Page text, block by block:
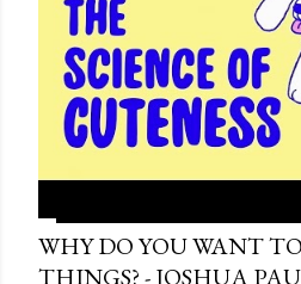
WHY DO YOU WANT
THINGS? - JOSHUA